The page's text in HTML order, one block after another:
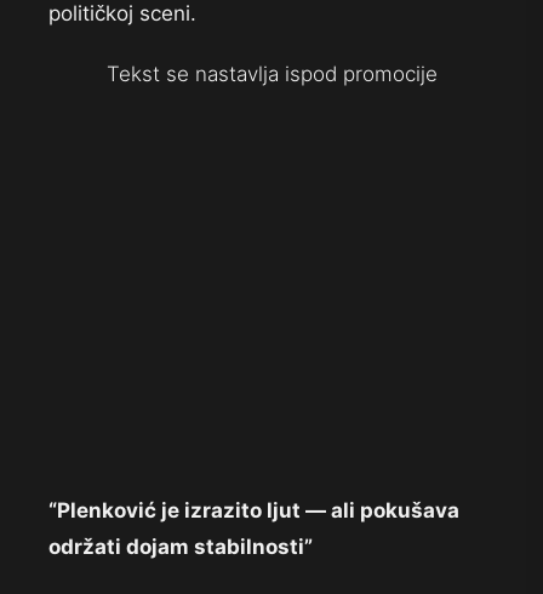
političkoj sceni.
Tekst se nastavlja ispod promocije
“Plenković je izrazito ljut — ali pokušava
održati dojam stabilnosti”